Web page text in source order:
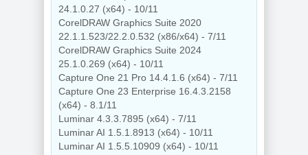
24.1.0.27 (x64) - 10/11
CorelDRAW Graphics Suite 2020
22.1.1.523/22.2.0.532 (x86/x64) - 7/11
CorelDRAW Graphics Suite 2024
25.1.0.269 (x64) - 10/11
Capture One 21 Pro 14.4.1.6 (x64) - 7/11
Capture One 23 Enterprise 16.4.3.2158
(x64) - 8.1/11
Luminar 4.3.3.7895 (x64) - 7/11
Luminar AI 1.5.1.8913 (x64) - 10/11
Luminar AI 1.5.5.10909 (x64) - 10/11